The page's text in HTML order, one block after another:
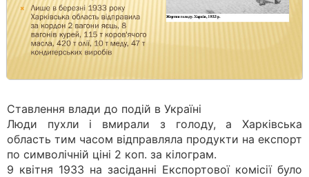
Ставлення влади до подій в Україні
Люди пухли і вмирали з голоду, а Харківська
область тим часом відправляла продукти на експорт
по символічній ціні 2 коп. за кілограм.
9 квітня 1933 на засіданні Експортової комісії було